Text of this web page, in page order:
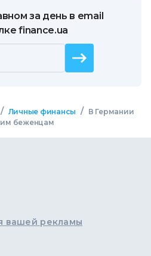
за день в email
finance.ua
/ Личные финансы /
В Германии
беженцам
вашей рекламы